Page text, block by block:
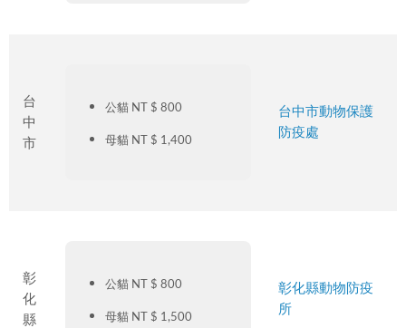
台
中
市
公貓 NT $ 800
母貓 NT $ 1,400
台中市動物保護
防疫處
彰
化
縣
公貓 NT $ 800
母貓 NT $ 1,500
彰化縣動物防疫
所